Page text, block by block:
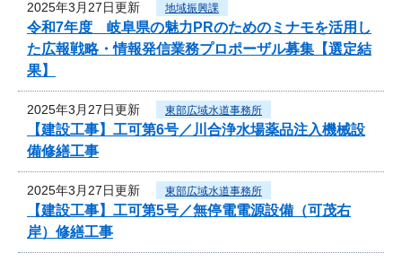
2025年3月27日更新 地域振興課
令和7年度 岐阜県の魅力PRのためのミナモを活用し
た広報戦略・情報発信業務プロポーザル募集【選定結
果】
2025年3月27日更新 東部広域水道事務所
【建設工事】工可第6号／川合浄水場薬品注入機械設
備修繕工事
2025年3月27日更新 東部広域水道事務所
【建設工事】工可第5号／無停電電源設備（可茂右
岸）修繕工事